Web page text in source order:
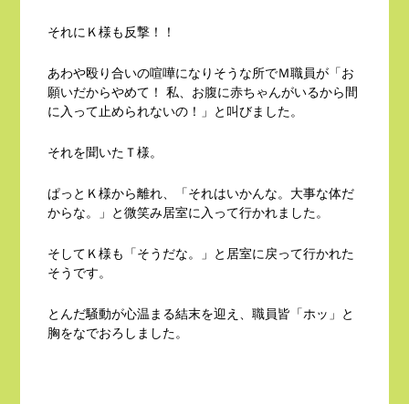
それにＫ様も反撃！！
あわや殴り合いの喧嘩になりそうな所でＭ職員が「お
願いだからやめて！ 私、お腹に赤ちゃんがいるから間
に入って止められないの！」と叫びました。
それを聞いたＴ様。
ぱっとＫ様から離れ、「それはいかんな。大事な体だ
からな。」と微笑み居室に入って行かれました。
そしてＫ様も「そうだな。」と居室に戻って行かれた
そうです。
とんだ騒動が心温まる結末を迎え、職員皆「ホッ」と
胸をなでおろしました。